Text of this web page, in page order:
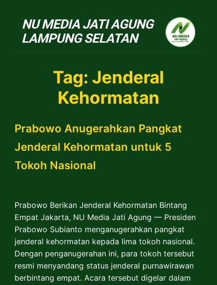
NU
Tag: Jenderal
Kehormatan
Prabowo Anugerahkan Pangkat
Jenderal Kehormatan untuk 5
Tokoh Nasional
Prabowo Berikan Jenderal Kehormatan Bintang
Empat Jakarta, NU Media Jati Agung — Presiden
Prabowo Subianto menganugerahkan pangkat
jenderal kehormatan kepada lima tokoh nasional.
Dengan penganugerahan ini, para tokoh tersebut
resmi menyandang status jenderal purnawirawan
berbintang empat. Acara tersebut digelar dalam